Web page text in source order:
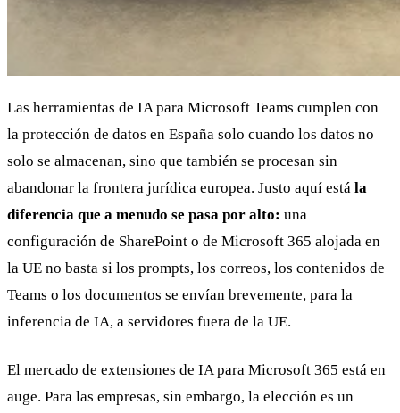
Las herramientas de IA para Microsoft Teams cumplen con
la protección de datos en España solo cuando los datos no
solo se almacenan, sino que también se procesan sin
abandonar la frontera jurídica europea. Justo aquí está la
diferencia que a menudo se pasa por alto: una
configuración de SharePoint o de Microsoft 365 alojada en
la UE no basta si los prompts, los correos, los contenidos de
Teams o los documentos se envían brevemente, para la
inferencia de IA, a servidores fuera de la UE.
El mercado de extensiones de IA para Microsoft 365 está en
auge. Para las empresas, sin embargo, la elección es un